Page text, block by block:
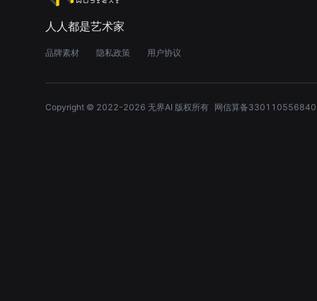
人人都是艺术家
品牌素材 隐私政策 用户协议
Copyright © 2022-2026 无界AI 版权所有 网信算备